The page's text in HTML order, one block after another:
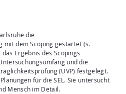
die
mit dem Scoping gestartet (s.
das Ergebnis des Scopings
und die
(UVP) festgelegt.
für die SEL. Sie untersucht
Mensch im Detail.